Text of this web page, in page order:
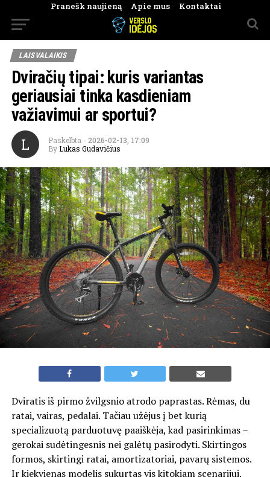
Pranešk naujieną Apie mus Kontaktai
LAISVALAIKIS
Dviračių tipai: kuris variantas
geriausiai tinka kasdieniam
važiavimui ar sportui?
L Paskelbta - 2026-02-13, 17:09
By Lukas Gudavičius
Dviratis iš pirmo žvilgsnio atrodo paprastas. Rėmas, du
ratai, vairas, pedalai. Tačiau užėjus į bet kurią
specializuotą parduotuvę paaiškėja, kad pasirinkimas –
gerokai sudėtingesnis nei galėtų pasirodyti. Skirtingos
formos, skirtingi ratai, amortizatoriai, pavarų sistemos.
Ir kiekvienas modelis sukurtas vis kitokiam scenarijui.